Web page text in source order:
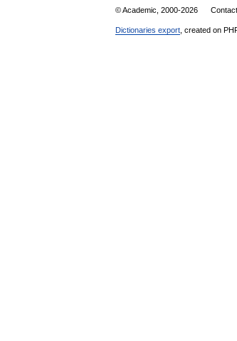
© Academic, 2000-2026
Dictionaries export , created on